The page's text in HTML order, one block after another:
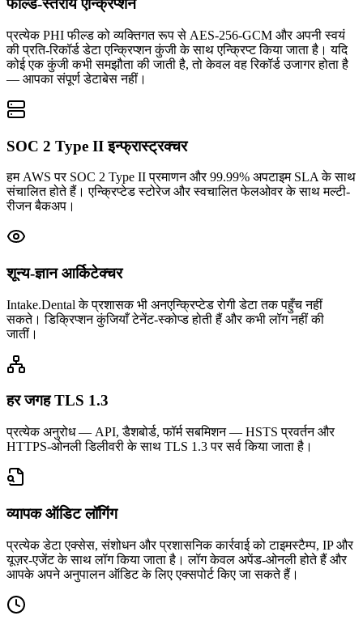
फील्ड-स्तरीय एन्क्रिप्शन
प्रत्येक PHI फील्ड को व्यक्तिगत रूप से AES-256-GCM और अपनी स्वयं
की प्रति-रिकॉर्ड डेटा एन्क्रिप्शन कुंजी के साथ एन्क्रिप्ट किया जाता है। यदि
कोई एक कुंजी कभी समझौता की जाती है, तो केवल वह रिकॉर्ड उजागर होता है
— आपका संपूर्ण डेटाबेस नहीं।
SOC 2 Type II इन्फ्रास्ट्रक्चर
हम AWS पर SOC 2 Type II प्रमाणन और 99.99% अपटाइम SLA के साथ
संचालित होते हैं। एन्क्रिप्टेड स्टोरेज और स्वचालित फेलओवर के साथ मल्टी-
रीजन बैकअप।
शून्य-ज्ञान आर्किटेक्चर
Intake.Dental के प्रशासक भी अनएन्क्रिप्टेड रोगी डेटा तक पहुँच नहीं
सकते। डिक्रिप्शन कुंजियाँ टेनेंट-स्कोप्ड होती हैं और कभी लॉग नहीं की
जातीं।
हर जगह TLS 1.3
प्रत्येक अनुरोध — API, डैशबोर्ड, फॉर्म सबमिशन — HSTS प्रवर्तन और
HTTPS-ओनली डिलीवरी के साथ TLS 1.3 पर सर्व किया जाता है।
व्यापक ऑडिट लॉगिंग
प्रत्येक डेटा एक्सेस, संशोधन और प्रशासनिक कार्रवाई को टाइमस्टैम्प, IP और
यूज़र-एजेंट के साथ लॉग किया जाता है। लॉग केवल अपेंड-ओनली होते हैं और
आपके अपने अनुपालन ऑडिट के लिए एक्सपोर्ट किए जा सकते हैं।